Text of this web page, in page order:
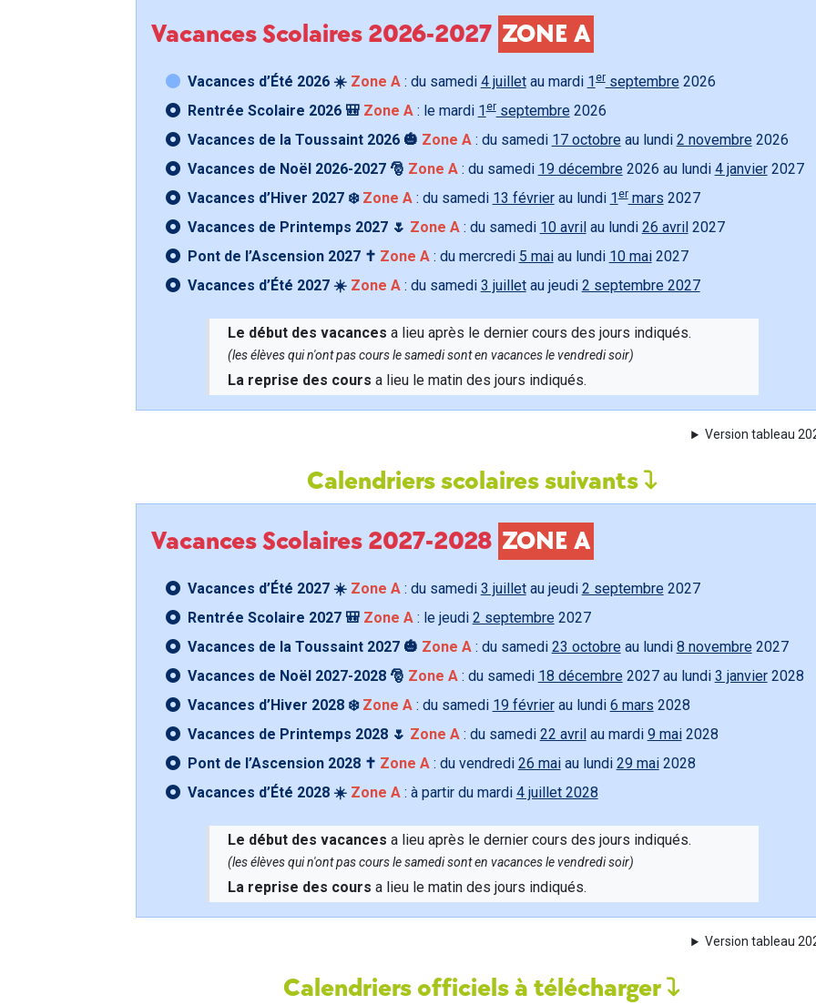
Vacances Scolaires 2026-2027 ZONE A
Vacances d’Été 2026 ☀️ Zone A: du samedi 4 juilletau mardi 1 erseptembre 2026
Rentrée Scolaire 2026 🎒 Zone A: le mardi 1erseptembre 2026
Vacances de la Toussaint 2026 🎃 Zone A: du samedi 17 octobre au lundi 2 novembre 2026
Vacances de Noël 2026-2027 🎅 Zone A: du samedi 19 décembre 2026 au lundi 4 janvier2027
Vacances d’Hiver 2027 ❄️ Zone A: du samedi 13 févrierau lundi 1ermars 2027
Vacances de Printemps 2027 🌷 Zone A: du samedi 10 avril au lundi 26 avril 2027
Pont de l’Ascension 2027 ✝️ Zone A: du mercredi 5 maiau lundi 10 mai2027
Vacances d’Été 2027 ☀️ Zone A: du samedi 3 juilletau jeudi 2 septembre 2027
Le début des vacances a lieu après le dernier cours des jours indiqués.
(les élèves qui n'ont pas cours le samedi sont en vacances le vendredi soir)
La reprise des cours a lieu le matin des jours indiqués.
Version tableau
Calendriers scolaires suivants
Vacances Scolaires 2027-2028 ZONE A
Vacances d’Été 2027 ☀️ Zone A: du samedi 3 juilletau jeudi 2 septembre 2027
Rentrée Scolaire 2027 🎒 Zone A: le jeudi 2 septembre 2027
Vacances de la Toussaint 2027 🎃 Zone A: du samedi 23 octobre au lundi 8 novembre 2027
Vacances de Noël 2027-2028 🎅 Zone A: du samedi 18 décembre 2027 au lundi 3 janvier2028
Vacances d’Hiver 2028 ❄️ Zone A: du samedi 19 févrierau lundi 6 mars 2028
Vacances de Printemps 2028 🌷 Zone A: du samedi 22 avril au mardi 9 mai2028
Pont de l’Ascension 2028 ✝️ Zone A: du vendredi 26 maiau lundi 29 mai2028
Vacances d’Été 2028 ☀️ Zone A: à partir du mardi 4 juillet 2028
Le début des vacances a lieu après le dernier cours des jours indiqués.
(les élèves qui n'ont pas cours le samedi sont en vacances le vendredi soir)
La reprise des cours a lieu le matin des jours indiqués.
Version tableau
Calendriers officiels à télécharger